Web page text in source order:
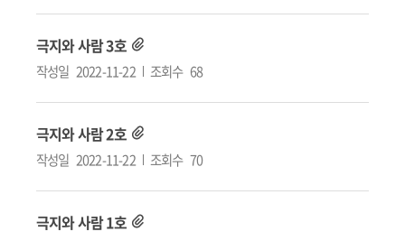
극지와 사람 3호
작성일 2022-11-22 조회수 68
극지와 사람 2호
작성일 2022-11-22 조회수 70
극지와 사람 1호